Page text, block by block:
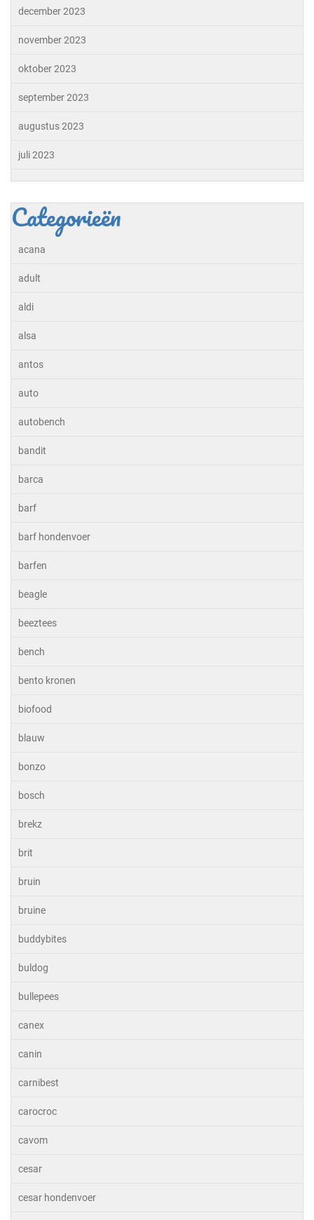
december 2023
november 2023
oktober 2023
september 2023
augustus 2023
juli 2023
Categorieën
acana
adult
aldi
alsa
antos
auto
autobench
bandit
barca
barf
barf hondenvoer
barfen
beagle
beeztees
bench
bento kronen
biofood
blauw
bonzo
bosch
brekz
brit
bruin
bruine
buddybites
buldog
bullepees
canex
canin
carnibest
carocroc
cavom
cesar
cesar hondenvoer